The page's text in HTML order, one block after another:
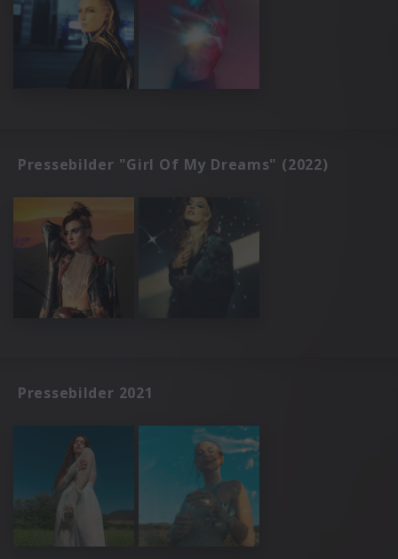
Pressebilder "Girl Of My Dreams" (2022)
Pressebilder 2021